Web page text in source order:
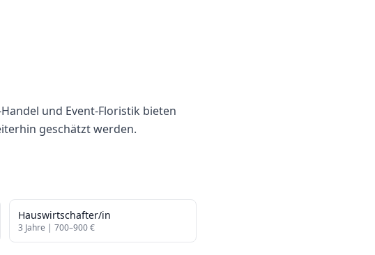
und Event-Floristik bieten
geschätzt werden.
Hauswirtschafter/in
3 Jahre | 700–900€